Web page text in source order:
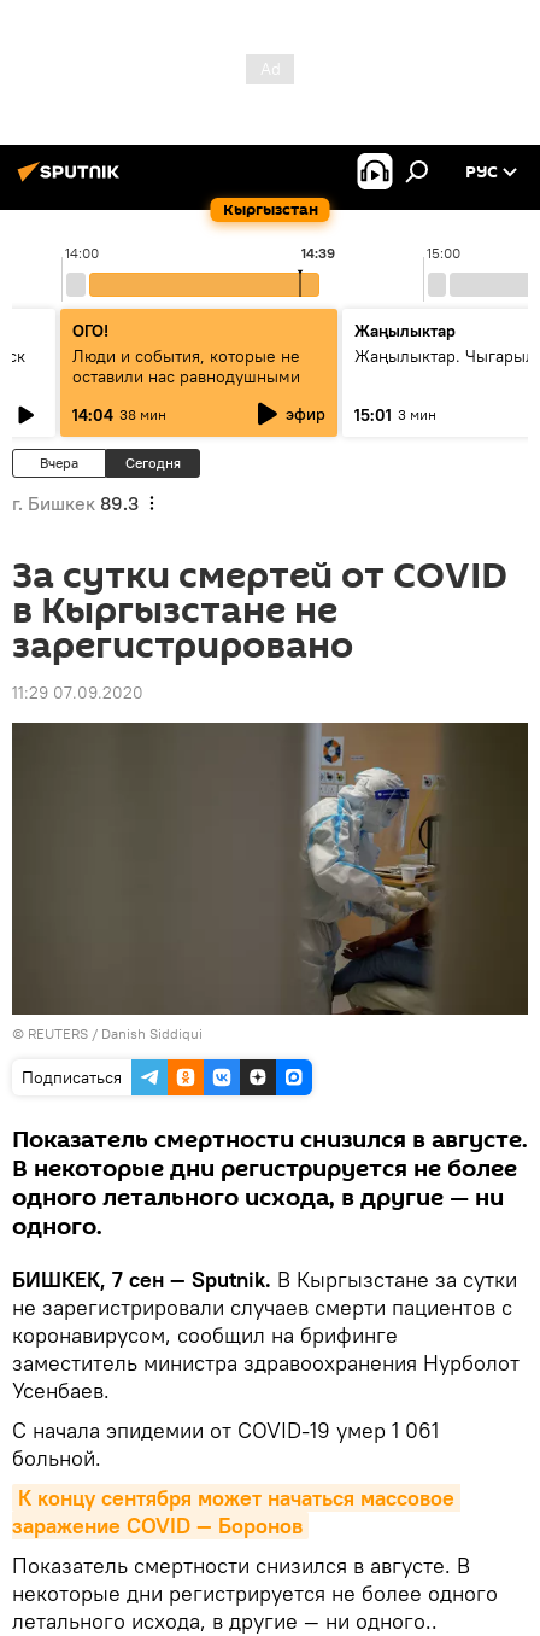
Кыргызстан
РУС
14:00 15:00
14:39
ОГО!
Люди и события, которые не
оставили нас равнодушными
14:04 38 мин эфир
Жаңылыктар
Жаңылыктар.
15:01 3 мин
Вчера Сегодня
г. Бишкек 89.3
За сутки смертей от COVID
в Кыргызстане не
зарегистрировано
11:29 07.09.2020
© REUTERS / Danish Siddiqui
Подписаться
Показатель смертности снизился в августе.
В некоторые дни регистрируется не более
одного летального исхода, в другие — ни
одного.
БИШКЕК, 7 сен — Sputnik. В Кыргызстане за сутки
не зарегистрировали случаев смерти пациентов с
коронавирусом, сообщил на брифинге
заместитель министра здравоохранения Нурболот
Усенбаев.
С начала эпидемии от COVID-19 умер 1 061
больной.
К концу сентября может начаться массовое
заражение COVID — Боронов
Показатель смертности снизился в августе. В
некоторые дни регистрируется не более одного
летального исхода, в другие — ни одного..